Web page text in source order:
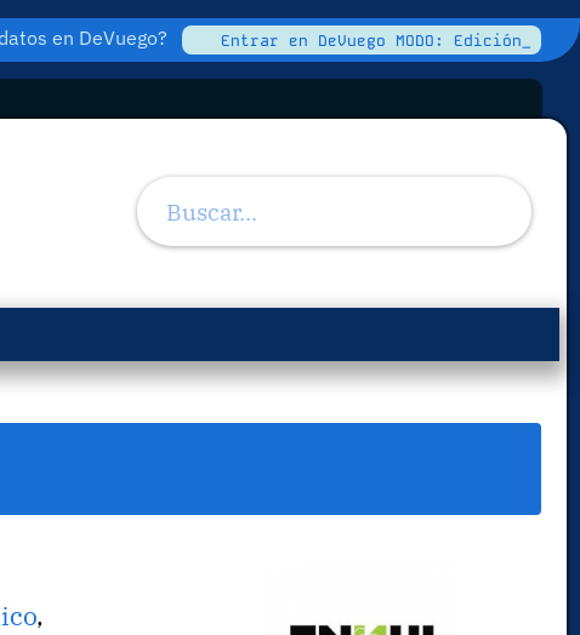
en DeVuego? Entrar en DeVuego MODO: Edición_
,